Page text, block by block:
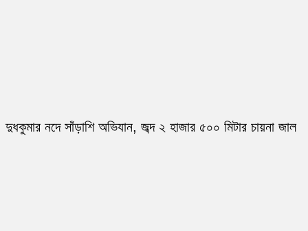
দুধকুমার নদে সাঁড়াশি অভিযান, জব্দ ২ হাজার ৫০০ মিটার চায়না জাল